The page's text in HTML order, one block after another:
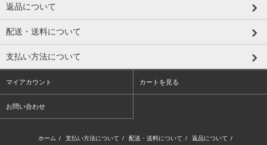
返品について
配送・送料について
支払い方法について
マイアカウント カートを見る
お問い合わせ
ホーム / 支払い方法について / 配送・送料について / 返品について /